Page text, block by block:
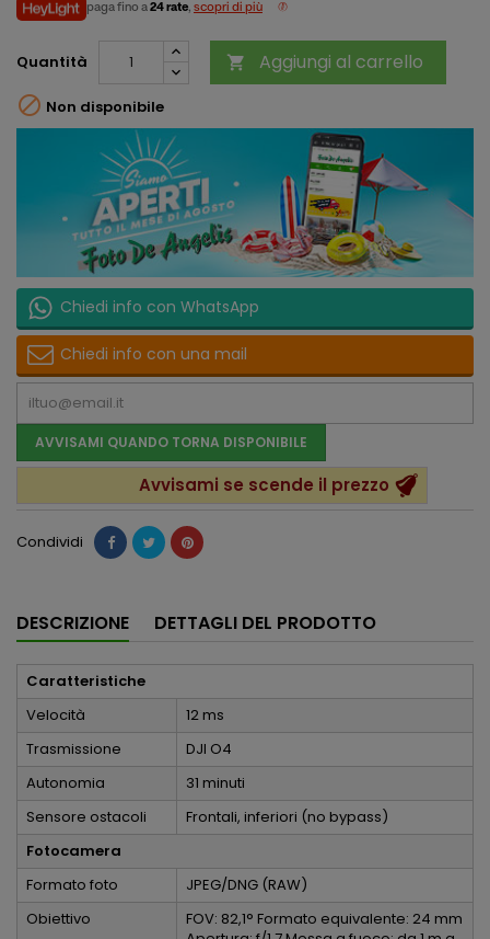
paga fino a24 rate, scopri di più
Quantità  Aggiungi al carrello
 Non disponibile
Chiedi info con WhatsApp
Chiedi info con una mail
AVVISAMI QUANDO TORNA DISPONIBILE
Avvisami se scende il prezzo
Condividi
DESCRIZIONE DETTAGLI DEL PRODOTTO
Caratteristiche
Velocità
12 ms
Trasmissione
DJI O4
Autonomia
31 minuti
Sensore ostacoli
Frontali, inferiori (no bypass)
Fotocamera
Formato foto
JPEG/DNG (RAW)
Obiettivo
FOV: 82,1° Formato equivalente: 24 mm